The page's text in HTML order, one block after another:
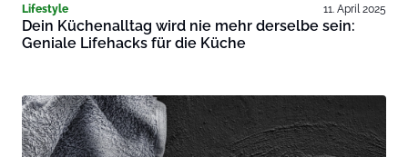
Lifestyle 11. April 2025
Dein Küchenalltag wird nie mehr derselbe sein:
Geniale Lifehacks für die Küche